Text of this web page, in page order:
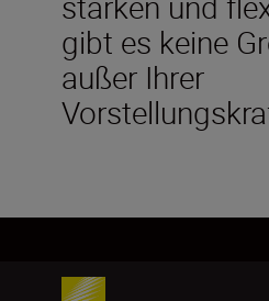
gibt es keine
außer Ihrer